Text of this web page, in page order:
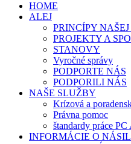
HOME
ALEJ
PRINCÍPY
PROJEKTY A
STANOVY
Vyročné správy
PODPORTE NÁS
PODPORILI NÁS
NAŠE SLUŽBY
Krízová a
Právna pomoc
štandardy práce
INFORMÁCIE O